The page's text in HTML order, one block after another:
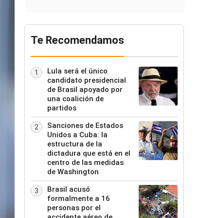
Te Recomendamos
1
Lula será el único
candidato presidencial
de Brasil apoyado por
una coalición de
partidos
2
Sanciones de Estados
Unidos a Cuba: la
estructura de la
dictadura que está en el
centro de las medidas
de Washington
3
Brasil acusó
formalmente a 16
personas por el